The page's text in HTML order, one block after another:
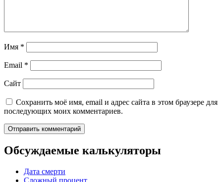
Имя *
Email *
Сайт
Сохранить моё имя, email и адрес сайта в этом браузере для
последующих моих комментариев.
Обсуждаемые калькуляторы
Дата смерти
Сложный процент